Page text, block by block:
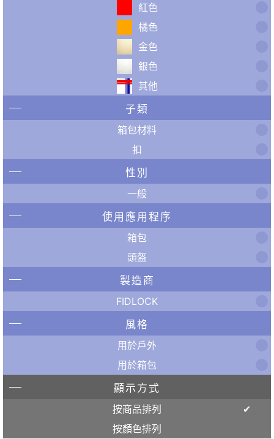
紅色
橘色
金色
銀色
其他
子類
箱包材料
扣
性別
一般
使用應用程序
箱包
頭盔
製造商
FIDLOCK
風格
用於戶外
用於箱包
顯示方式
按商品排列
按顏色排列